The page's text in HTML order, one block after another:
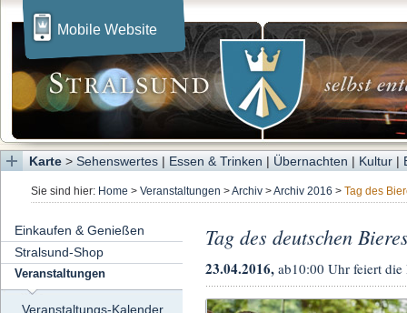
Mobile Website
Karte > Sehenswertes | Essen & Trinken | Übernachten | Kultur |
Sie sind hier: Home > Veranstaltungen >Archiv >Archiv 2016 > Tag des
Einkaufen & Genießen
Stralsund-Shop
Veranstaltungen
Veranstaltungs-Kalender
Tag des deutschen
23.04.2016, ab10:00 Uhr feiert die